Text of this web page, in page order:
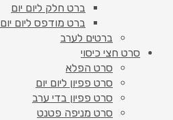
ברט חלק ליום יום
ברט מודפס ליום יום
ברטים לערב
סרט חצי כיסוי
סרט הפלא
סרט פפיון ליום יום
סרט פפיון בדי ערב
סרט מניפה פטנט